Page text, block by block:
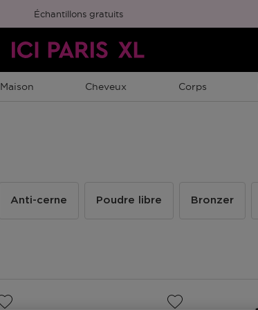
Échantillons gratuits
Maison Cheveux Corps
Anti-cerne Poudre libre Bronzer